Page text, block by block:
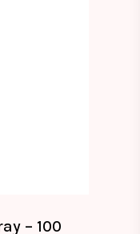
– 100